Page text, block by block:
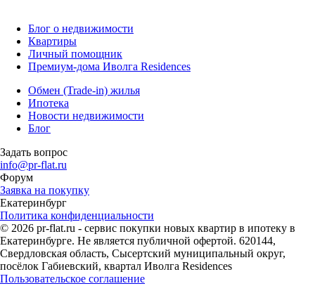
Блог о недвижимости
Квартиры
Личный помощник
Премиум-дома Иволга Residences
Обмен (Trade-in) жилья
Ипотека
Новости недвижимости
Блог
Задать вопрос
info@pr-flat.ru
Форум
Заявка на покупку
Екатеринбург
Политика конфиденциальности
© 2026 pr-flat.ru - сервис покупки новых квартир в ипотеку в
Екатеринбурге. Не является публичной офертой. 620144,
Свердловская область, Сысертский муниципальный округ,
посёлок Габиевский, квартал Иволга Residences
Пользовательское соглашение